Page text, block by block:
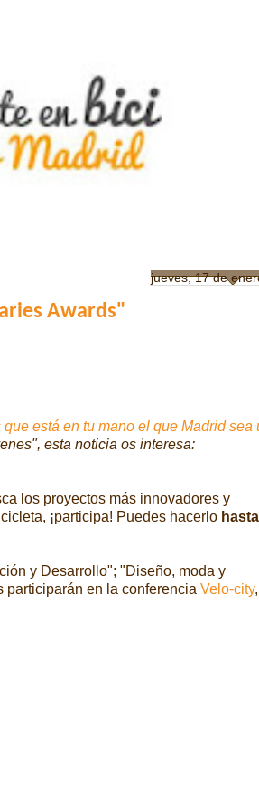
jueves, 17 de
Awards"
está en tu mano el que Madrid sea
esta noticia os interesa:
los proyectos más innovadores y
¡participa! Puedes hacerlo
y Desarrollo"; "Diseño, moda y
participarán en la conferencia Velo-city